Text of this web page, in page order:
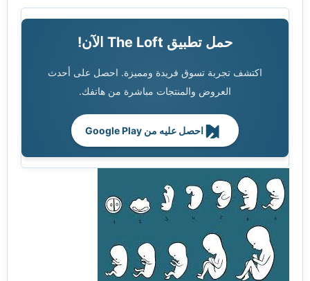
حمل تطبيق The Loft الآن!
اكتشف تجربة تسوق فريدة ومميزة. احصل على أحدث
العروض والمنتجات مباشرة من هاتفك.
احصل عليه من Google Play